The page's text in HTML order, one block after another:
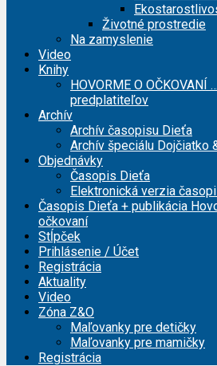
Životné prostredie
Na zamyslenie
Video
Knihy
HOVORME O OČKOVANÍ
predplatiteľov
Archív
Archív časopisu Dieťa
Archív špeciálu Dojčiatko
Objednávky
Časopis Dieťa
Elektronická verzia
Časopis Dieťa + publikácia
očkovaní
Stĺpček
Prihlásenie / Účet
Registrácia
Aktuality
Video
Zóna Z&O
Maľovanky pre detičky
Maľovanky pre mamičky
Registrácia